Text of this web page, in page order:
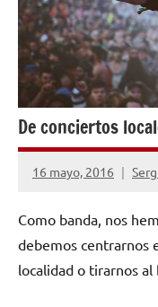
De conciertos
16 mayo, 2016
1
Como banda, nos
debemos centrarnos
localidad o tirarnos